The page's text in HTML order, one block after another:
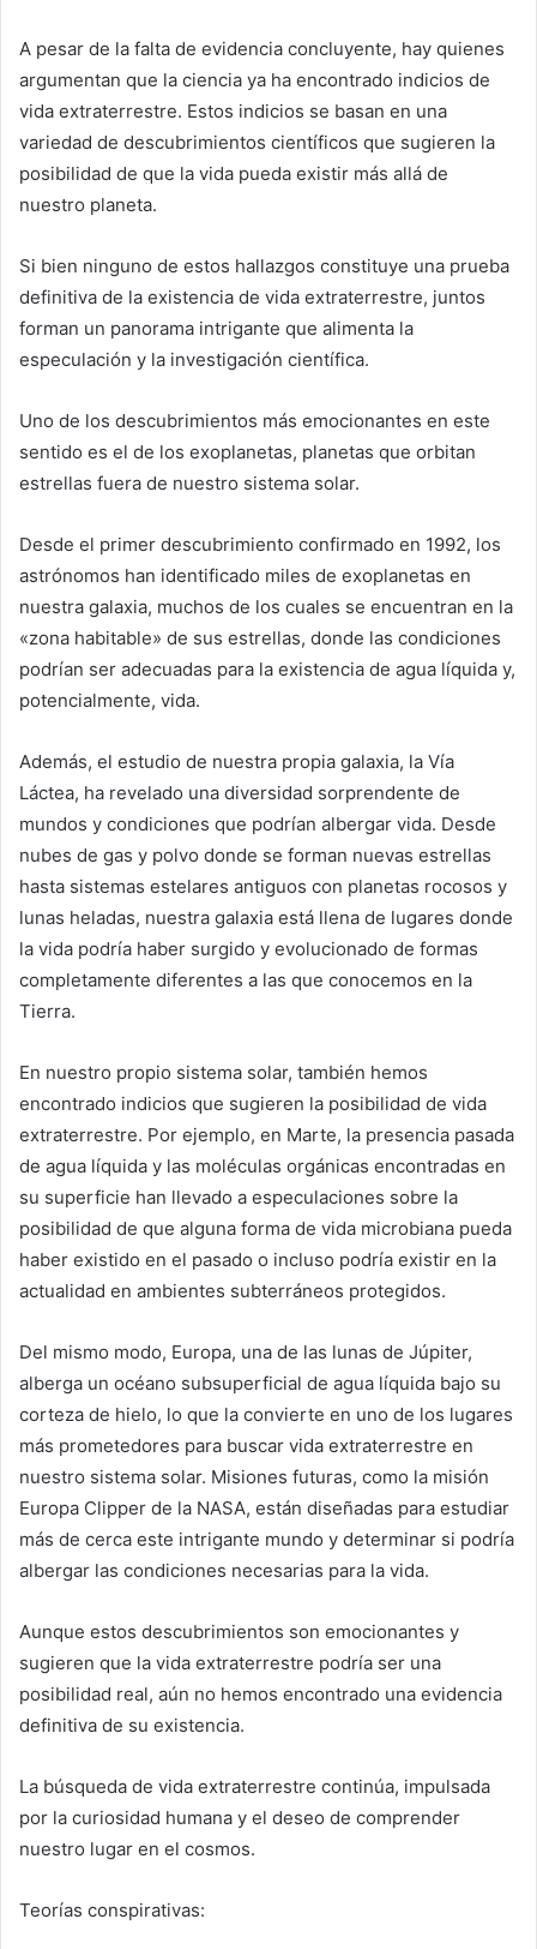
A pesar de la falta de evidencia concluyente, hay quienes
argumentan que la ciencia ya ha encontrado indicios de
vida extraterrestre. Estos indicios se basan en una
variedad de descubrimientos científicos que sugieren la
posibilidad de que la vida pueda existir más allá de
nuestro planeta.
Si bien ninguno de estos hallazgos constituye una prueba
definitiva de la existencia de vida extraterrestre, juntos
forman un panorama intrigante que alimenta la
especulación y la investigación científica.
Uno de los descubrimientos más emocionantes en este
sentido es el de los exoplanetas, planetas que orbitan
estrellas fuera de nuestro sistema solar.
Desde el primer descubrimiento confirmado en 1992, los
astrónomos han identificado miles de exoplanetas en
nuestra galaxia, muchos de los cuales se encuentran en la
«zona habitable» de sus estrellas, donde las condiciones
podrían ser adecuadas para la existencia de agua líquida y,
potencialmente, vida.
Además, el estudio de nuestra propia galaxia, la Vía
Láctea, ha revelado una diversidad sorprendente de
mundos y condiciones que podrían albergar vida. Desde
nubes de gas y polvo donde se forman nuevas estrellas
hasta sistemas estelares antiguos con planetas rocosos y
lunas heladas, nuestra galaxia está llena de lugares donde
la vida podría haber surgido y evolucionado de formas
completamente diferentes a las que conocemos en la
Tierra.
En nuestro propio sistema solar, también hemos
encontrado indicios que sugieren la posibilidad de vida
extraterrestre. Por ejemplo, en Marte, la presencia pasada
de agua líquida y las moléculas orgánicas encontradas en
su superficie han llevado a especulaciones sobre la
posibilidad de que alguna forma de vida microbiana pueda
haber existido en el pasado o incluso podría existir en la
actualidad en ambientes subterráneos protegidos.
Del mismo modo, Europa, una de las lunas de Júpiter,
alberga un océano subsuperficial de agua líquida bajo su
corteza de hielo, lo que la convierte en uno de los lugares
más prometedores para buscar vida extraterrestre en
nuestro sistema solar. Misiones futuras, como la misión
Europa Clipper de la NASA, están diseñadas para estudiar
más de cerca este intrigante mundo y determinar si podría
albergar las condiciones necesarias para la vida.
Aunque estos descubrimientos son emocionantes y
sugieren que la vida extraterrestre podría ser una
posibilidad real, aún no hemos encontrado una evidencia
definitiva de su existencia.
La búsqueda de vida extraterrestre continúa, impulsada
por la curiosidad humana y el deseo de comprender
nuestro lugar en el cosmos.
Teorías conspirativas: